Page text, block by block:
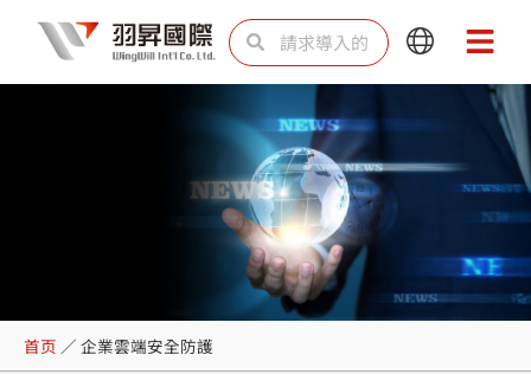
内
SearchSearch
Main
Menu
Main
Menu
企業雲端安全防護
首页 ／ 企業雲端安全防護